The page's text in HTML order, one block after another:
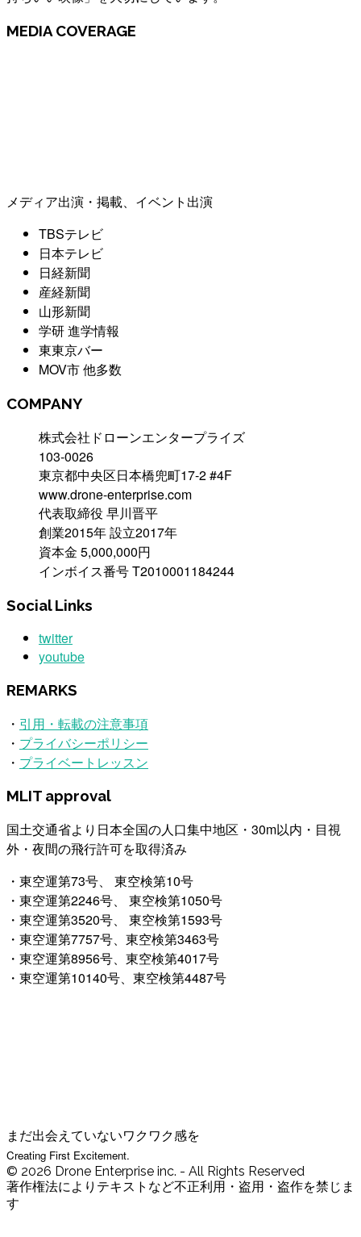
MEDIA COVERAGE
メディア出演・掲載、イベント出演
TBSテレビ
日本テレビ
日経新聞
産経新聞
山形新聞
学研 進学情報
東東京バー
MOV市 他多数
COMPANY
株式会社ドローンエンタープライズ
103-0026
東京都中央区日本橋兜町17-2 #4F
www.drone-enterprise.com
代表取締役 早川晋平
創業2015年 設立2017年
資本金 5,000,000円
インボイス番号 T2010001184244
Social Links
twitter
youtube
REMARKS
・ 引用・転載の注意事項
・ プライバシーポリシー
・ プライベートレッスン
MLIT approval
国土交通省より日本全国の人口集中地区・30m以内・目視
外・夜間の飛行許可を取得済み
・東空運第73号、 東空検第10号
・東空運第2246号、 東空検第1050号
・東空運第3520号、 東空検第1593号
・東空運第7757号、東空検第3463号
・東空運第8956号、東空検第4017号
・東空運第10140号、東空検第4487号
まだ出会えていないワクワク感を
Creating First Excitement.
© 2026 Drone Enterprise inc. - All Rights Reserved
著作権法によりテキストなど不正利用・盗用・盗作を禁じま
す